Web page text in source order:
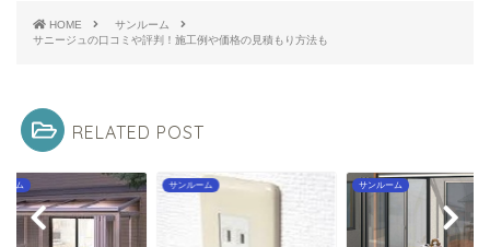
HOME
サンルーム
サニージュの口コミや評判！施工例や価格の見積もり方法も
RELATED POST
サンルーム サンルーム サンルーム